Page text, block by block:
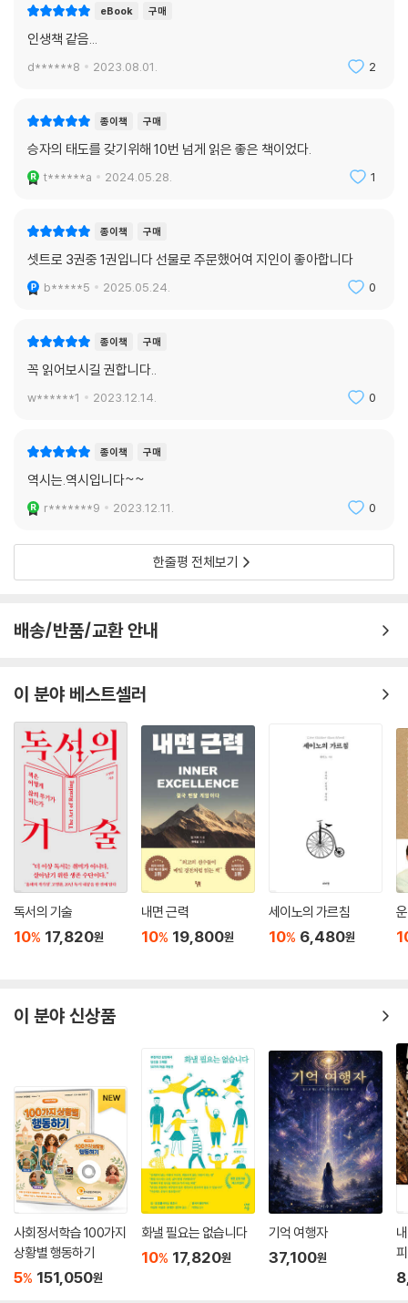
--- p.259
CHAPTER 09 목표 : 원대하고 멋진 목표를 세워라
목표를 세워야 한다. 목표는 당신의 정신을 온통 사로잡을 정도로 멋져야
하고 당신의 영적인 가치와 조화를 이루어야 한다.” 인생과 기꺼이 바꿀 수
있는 목표goal를 세워라. 깨어 있는 모든 시간에 당신의 생각을 지배하는
자신의 영화를 만들어라. 승리한 자신의 모습을 그려라. 그 순간을 느껴보
라. 승리의 기쁨을 누려라.
CHAPTER 10 태도 : 승자는 자신의 태도를 통제한다
부정적인 상황에 직면했을 때 자신의 태도를 통제하지 못하면 당신이 할
수 있는 건 단 한 가지, 상황에 휘둘리는 것뿐이다. 이런 일이 생기면 당신
황에 휘둘리느냐 아니면 그 통제권을 잡고 상황에 대처하느냐 이 2가지의
접근법이 낳는 최종 결과는 극과 극이다.
--- p.318
우리의 정신은 긍정적인 면과 부정적인 면을 동시에 볼 수 없다. 성공한 사
람들은 어떤 상황에 부정적인 면이 있음을 알지만 정신의 초점은 반대쪽
를 얻고 긍정적인 것을 생각하면 긍정적인 결과를 얻는다는 것이다. 이것
--- p.323
CHAPTER 11 창조성 : 당신은 창조성을 타고난 스타다
당신은 스타star다. 원래부터 당신은 스타였다. 어렸을 때 당신은 다른 아
이들과 비슷했다. 당신의 에너지가 당신이 들어가는 모든 방에 빛을 비추
었다. 당신은 매우 적극적이고 창조적인 능력을 지니고 있었다.
--- p.357
창조물은 창조주를 드러낸다. 디자인이 디자이너를 드러내는 것과 마찬가
지다. 당신은 신의 가장 위대한 창조물이다.
--- p.381
패러다임을 만들어야 한다. 승리를 본성의 한 축으로 만들려면 다른 사람
을 돕는 일을 자연스러운 일로 만들어야 한다.
다른 사람을 기쁘게 만들어라. 당신의 마음에 다른 사람이 더 나은 삶을 즐
기는 그림을 그려라. 그 이미지를 그 사람에게 전달하라. 그러면 우주는 모
든 긍정의 입자를 당신에게 되돌려보낼 것이다.
--- p.409
들로 가득하다. 그들은 끈기가 부족한 탓에 흔히 장애물을 돌파하기 전에
포기해버린다. 꿈과 목표를 너무 일찍 단념해버린다. 한두 번 시도해보고
서 실패는 아니다. 하지만 포기하면 확실하게 실패다. 포기하겠다는 결정
그러니 우리는 소원에 계속 먹이를 주어야 한다. 반복되는 실패는 자아상
예 포기해버리고 실패를 운명으로 받아들인다. 따라서 설령 실패하더라도
삶을 살고 싶은지 머릿속으로 정확하게 그림을 그리고 이 비전을 고수하겠
다고 확고하게 결정해야 한다.
“꿈이 계속 살아 있게 하라. 어떻게 이렇게 할 수 있을까? 목표를 이룬 모습
이나 쉽다.”
가 죽는다.” 왜일까? 자신이 어떤 존재인지 진실을 모르기 때문이고, 설사
우리는 믿어야 한다. 필요하면 언제든 얻을 수 있음을 믿어야 한다. 돈은 노
예고 우리는 주인임을 알아야 한다. 더구나 돈은 우리가 누리는 풍요로움
프록터는 강조한다. 가난의 원인은 ‘빈곤 의식’이다. 빈곤 의식은 결핍과 한
계를 보고, 듣고, 냄새 맡고, 생각하고, 느끼게 만든다. 반면에. 부유한 사람
것을 풍족하게 요구한다. 풍요로움은 우리의 타고난 권리다.
라 행복과 건강, 경제적 독립이라는 진정한 부와 성공이 보장된다. “우리는
자신이 할 수 있다고 생각하는 것보다 훨씬 더 많은 일을 할 수 있다. 우리
에게는 믿을 수 없을 만큼 놀랍고 무한한 자원이 있다. 아무리 평범한 사람
이라도 자신이 지닌 무한한 자원을 활용해 노력한다면 엄청난 성취를 이루
게 된다.” 자신이 돈이 얼마나 있든, 몇 살이든, 어디에 있든, 누구든, 과거
에 무슨 일을 했든, 현재 무슨 일을 하든 상관없다. 우리가 성공을 선물 받
은 것은 진실이다. 이 진리를 알지 못한다면 우리는 성공을 누리지도, 사랑
하는 사람과 성공을 나누지도 못한다. 하지만 기억하라. 우리는 이미 성공
을 선물 받았다. 그러니 이 부와 성공의 비밀을 “믿어라, 그리고 성공하라.”
eBook 구매
인생책 같음...
d******8 2023.08.01. 2
종이책 구매
승자의 태도를 갖기위해 10번 넘게 읽은 좋은 책이었다.
t******a 2024.05.28. 1
종이책 구매
셋트로 3권중 1권입니다 선물로 주문했어여 지인이 좋아합니다
b*****5 2025.05.24. 0
종이책 구매
꼭 읽어보시길 권합니다..
w******1 2023.12.14. 0
종이책 구매
역시는.역시입니다~~
r*******9 2023.12.11. 0
한줄평 전체보기
배송/반품/교환 안내
이 분야 베스트셀러
독서의 기술
10% 17,820원
내면 근력
10% 19,800원
세이노의 가르침
10% 6,480원
이 분야 신상품
사회정서학습 100가지
상황별 행동하기
5% 151,050원
화낼 필요는 없습니다
10% 17,820원
기억 여행자
37,100원